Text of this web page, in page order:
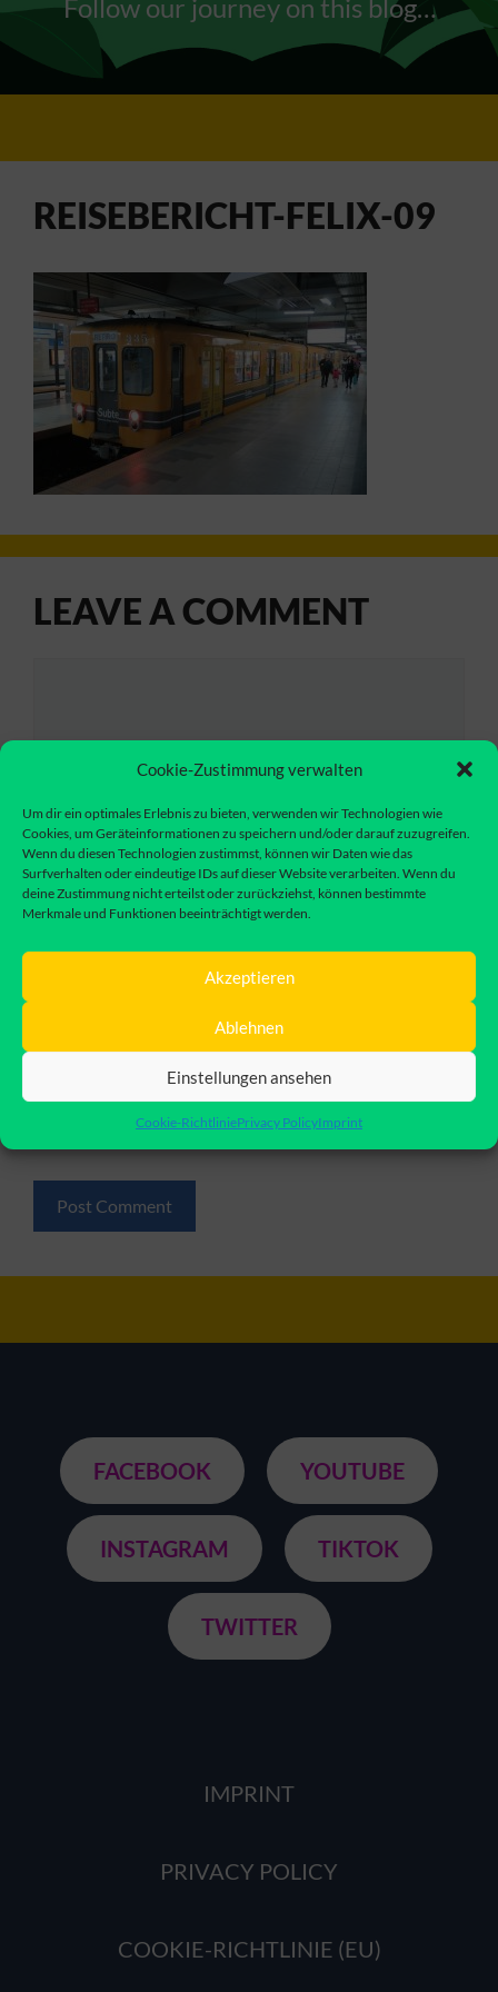
Cookie-Zustimmung verwalten
Um dir ein optimales Erlebnis zu bieten, verwenden wir Technologien wie
Cookies, um Geräteinformationen zu speichern und/oder darauf zuzugreifen.
Wenn du diesen Technologien zustimmst, können wir Daten wie das
Surfverhalten oder eindeutige IDs auf dieser Website verarbeiten. Wenn du
deine Zustimmung nicht erteilst oder zurückziehst, können bestimmte
Merkmale und Funktionen beeinträchtigt werden.
Akzeptieren
Ablehnen
Einstellungen ansehen
Cookie-RichtliniePrivacy PolicyImprint
Follow our journey on this blog…
REISEBERICHT-FELIX-09
LEAVE A COMMENT
Name
Website
Save my name, email, and website in this browser for
FACEBOOK YOUTUBE
INSTAGRAM TIKTOK
TWITTER
IMPRINT
PRIVACY POLICY
COOKIE-RICHTLINIE (EU)